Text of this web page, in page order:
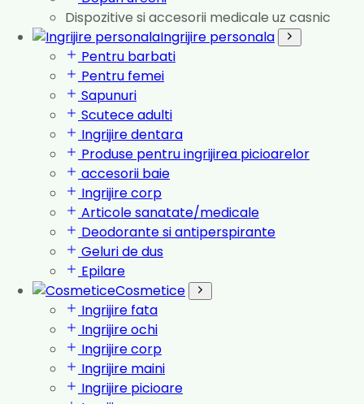
Dispozitive si accesorii medicale uz casnic
Ingrijire personala
Pentru barbati
Pentru femei
Sapunuri
Scutece adulti
Ingrijire dentara
Produse pentru ingrijirea picioarelor
accesorii baie
Ingrijire corp
Articole sanatate/medicale
Deodorante si antiperspirante
Geluri de dus
Epilare
Cosmetice
Ingrijire fata
Ingrijire ochi
Ingrijire corp
Ingrijire maini
Ingrijire picioare